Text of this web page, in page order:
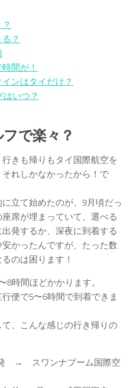
？
間が！
ンはタイだけ？
はいつ？
で楽々？
きも帰りもタイ国際航空を
れしかなかったから！で
立て始めたのが、9月頃だっ
席が埋まっていて、選べる
発するか、深夜に到着する
かったんですが、たった数
のは困ります！
時間ほどかかります。
便で5〜6時間で到着できま
、こんな感じの行き帰りの
→ スワンナプーム国際空